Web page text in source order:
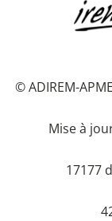
© ADIREM-
Mise à
17177